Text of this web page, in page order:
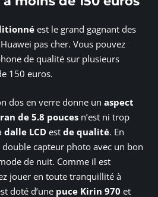
est le grand gagnant des
pas cher. Vous pouvez
de qualité sur plusieurs
150 euros.
dos en verre donne un aspect
de 5.8 pouces n’est ni trop
dalle LCD est de qualité. En
capteur photo avec un bon
de nuit. Comme il est
jouer en toute tranquillité à
doté d’une puce Kirin 970 et